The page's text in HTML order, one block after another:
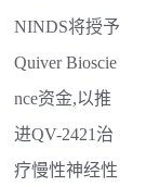
NINDS将授予
Quiver Bioscie
nce资金,以推
进QV-2421治
疗慢性神经性